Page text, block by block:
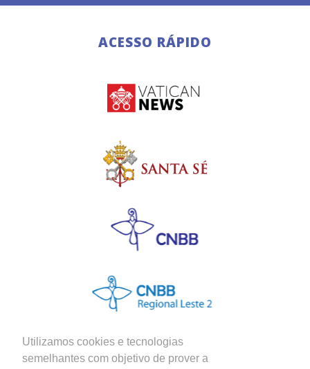
Utilizamos cookies e tecnologias
semelhantes com objetivo de prover a
ACESSO RÁPIDO